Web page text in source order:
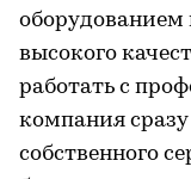
высокого
работать с
компания
собственного